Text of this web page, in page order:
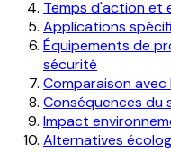
Temps d'action et
Applications
Équipements de
sécurité
Comparaison
Conséquences du
Impact
Alternatives